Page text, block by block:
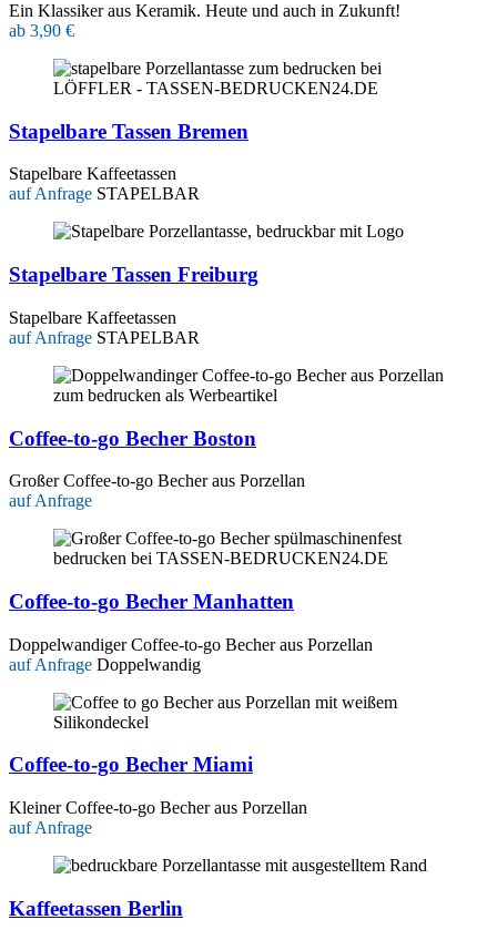
Ein Klassiker aus Keramik. Heute und auch in Zukunft!
ab 3,90 €
Stapelbare Tassen Bremen
Stapelbare Kaffeetassen
auf Anfrage STAPELBAR
Stapelbare Tassen Freiburg
Stapelbare Kaffeetassen
auf Anfrage STAPELBAR
Coffee-to-go Becher Boston
Großer Coffee-to-go Becher aus Porzellan
auf Anfrage
Coffee-to-go Becher Manhatten
Doppelwandiger Coffee-to-go Becher aus Porzellan
auf Anfrage Doppelwandig
Coffee-to-go Becher Miami
Kleiner Coffee-to-go Becher aus Porzellan
auf Anfrage
Kaffeetassen Berlin